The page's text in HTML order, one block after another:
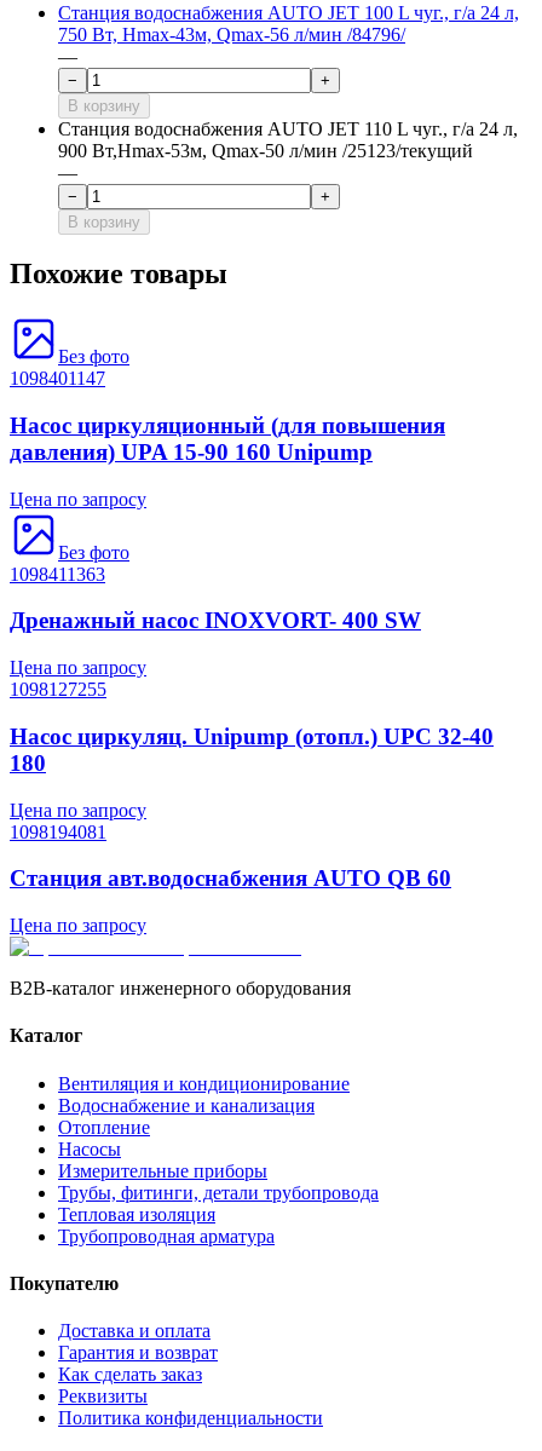
Станция водоснабжения AUTO JET 100 L чуг., г/а 24 л,
750 Вт, Hmax-43м, Qmax-56 л/мин /84796/
—
−
+
В корзину
Станция водоснабжения AUTO JET 110 L чуг., г/а 24 л,
900 Вт,Hmax-53м, Qmax-50 л/мин /25123/текущий
—
−
+
В корзину
Похожие товары
Без фото
1098401147
Насос циркуляционный (для повышения
давления) UPA 15-90 160 Unipump
Цена по запросу
Без фото
1098411363
Дренажный насос INOXVORT- 400 SW
Цена по запросу
1098127255
Насос циркуляц. Unipump (отопл.) UPС 32-40
180
Цена по запросу
1098194081
Станция авт.водоснабжения AUTO QB 60
Цена по запросу
B2B-каталог инженерного оборудования
Каталог
Вентиляция и кондиционирование
Водоснабжение и канализация
Отопление
Насосы
Измерительные приборы
Трубы, фитинги, детали трубопровода
Тепловая изоляция
Трубопроводная арматура
Покупателю
Доставка и оплата
Гарантия и возврат
Как сделать заказ
Реквизиты
Политика конфиденциальности